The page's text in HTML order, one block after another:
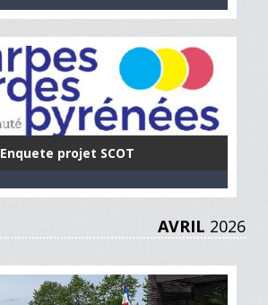
Enquete projet SCOT
AVRIL 2026